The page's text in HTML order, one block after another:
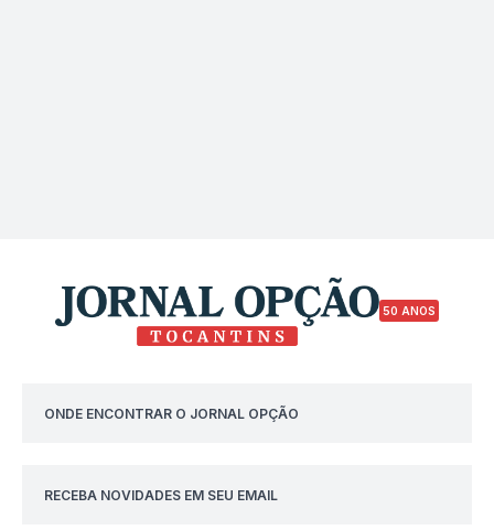
50 ANOS
ONDE ENCONTRAR O JORNAL OPÇÃO
RECEBA NOVIDADES EM SEU EMAIL